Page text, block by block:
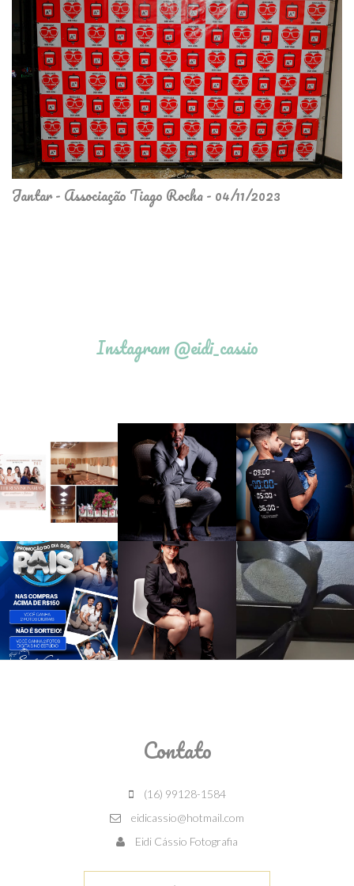
Jantar - Associação Tiago Rocha - 04/11/2023
Instagram @eidi_cassio
Contato
(16) 99128-1584
eidicassio@hotmail.com
Eidi Cássio Fotografia